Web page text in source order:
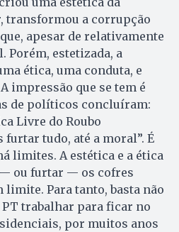
transformou a corrupção
apesar de relativamente
Porém, estetizada, a
ética, uma conduta, e
impressão que se tem é
de políticos concluíram:
Livre do Roubo
tudo, até a moral”. É
limites. A estética e a ética
— ou furtar — os cofres
Para tanto, basta não
trabalhar para ficar no
por muitos anos